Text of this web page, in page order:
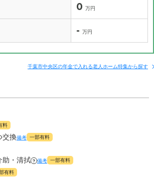
0 万円
- 万円
千葉市中央区の年金で入れる老人ホーム特集から探す
料
交換備考 一部有料
助・清拭 ? 備考 一部有料
有料